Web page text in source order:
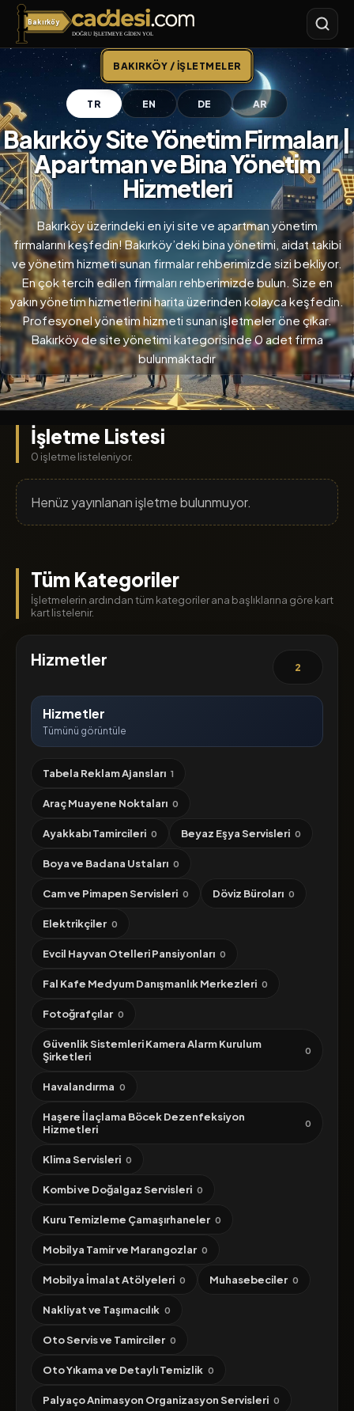
Bakırköy
Bakırköy
BAKIRKÖY / İŞLETMELER
TR EN DE AR
Bakırköy Site Yönetim Firmaları |
Apartman ve Bina Yönetim
Hizmetleri
Bakırköy üzerindeki en iyi site ve apartman yönetim
firmalarını keşfedin! Bakırköy’deki bina yönetimi, aidat takibi
ve yönetim hizmeti sunan firmalar rehberimizde sizi bekliyor.
En çok tercih edilen firmaları rehberimizde bulun. Size en
yakın yönetim hizmetlerini harita üzerinden kolayca keşfedin.
Profesyonel yönetim hizmeti sunan işletmeler öne çıkar.
Bakırköy de site yönetimi kategorisinde 0 adet firma
bulunmaktadır
İşletme Listesi
0 işletme listeleniyor.
Henüz yayınlanan işletme bulunmuyor.
Tüm Kategoriler
İşletmelerin ardından tüm kategoriler ana başlıklarına göre kart
kart listelenir.
Hizmetler 2
Hizmetler
Tümünü görüntüle
Tabela Reklam Ajansları 1
Araç Muayene Noktaları 0
Ayakkabı Tamircileri 0 Beyaz Eşya Servisleri 0
Boya ve Badana Ustaları 0
Cam ve Pimapen Servisleri 0 Döviz Büroları 0
Elektrikçiler 0
Evcil Hayvan Otelleri Pansiyonları 0
Fal Kafe Medyum Danışmanlık Merkezleri 0
Fotoğrafçılar 0
Güvenlik Sistemleri Kamera Alarm Kurulum
Şirketleri
0
Havalandırma 0
Haşere İlaçlama Böcek Dezenfeksiyon
Hizmetleri
0
Klima Servisleri 0
Kombi ve Doğalgaz Servisleri 0
Kuru Temizleme Çamaşırhaneler 0
Mobilya Tamir ve Marangozlar 0
Mobilya İmalat Atölyeleri 0 Muhasebeciler 0
Nakliyat ve Taşımacılık 0
Oto Servis ve Tamirciler 0
Oto Yıkama ve Detaylı Temizlik 0
Palyaço Animasyon Organizasyon Servisleri 0